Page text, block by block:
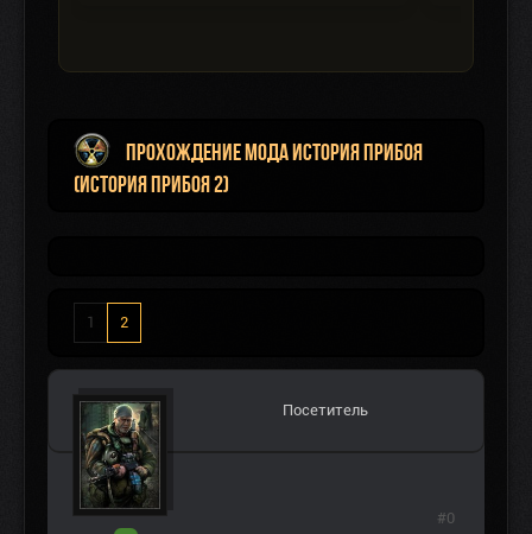
Прохождение мода История прибоя
(История прибоя 2)
1 2
Посетитель
#0